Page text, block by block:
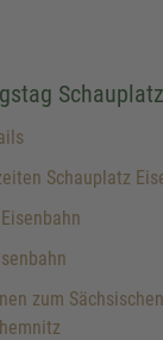
Schauplatz
zum Sächsischen